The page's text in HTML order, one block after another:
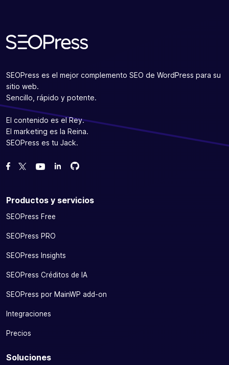
SEOPress es el mejor complemento SEO de WordPress para su
sitio web.
Sencillo, rápido y potente.
El contenido es el Rey.
El marketing es la Reina.
SEOPress es tu Jack.
Danos like en Facebook
Síguenos en Twitter
Míranos en YouTube
Bifurcanos en GitHub
Bifurcanos en GitHub
Productos y servicios
SEOPress Free
SEOPress PRO
SEOPress Insights
SEOPress Créditos de IA
SEOPress por MainWP add-on
Integraciones
Precios
Soluciones